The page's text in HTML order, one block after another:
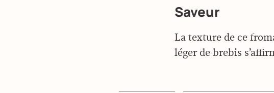
Saveur
La texture de ce
léger de brebis